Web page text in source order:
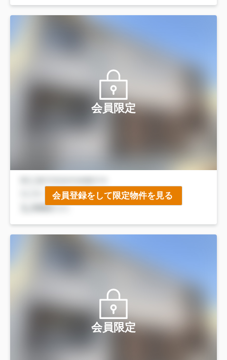
会員限定
会員登録をして限定物件を見る
会員限定